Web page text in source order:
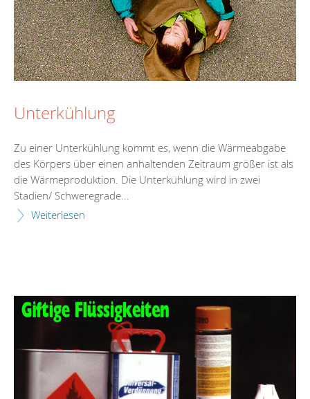
Unterkühlung
Zu einer Unterkühlung kommt es, wenn die Wärmeabgabe
des Körpers über einen anhaltenden Zeitraum größer ist als
die Wärmeproduktion. Die Unterkühlung wird in zwei
Stadien/ Schweregrade...
Weiterlesen